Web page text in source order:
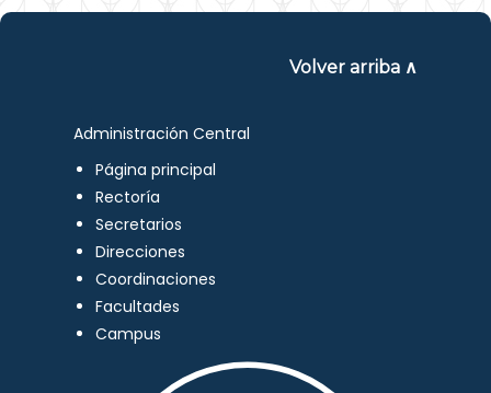
Volver arriba ∧
Administración Central
Página principal
Rectoría
Secretarios
Direcciones
Coordinaciones
Facultades
Campus